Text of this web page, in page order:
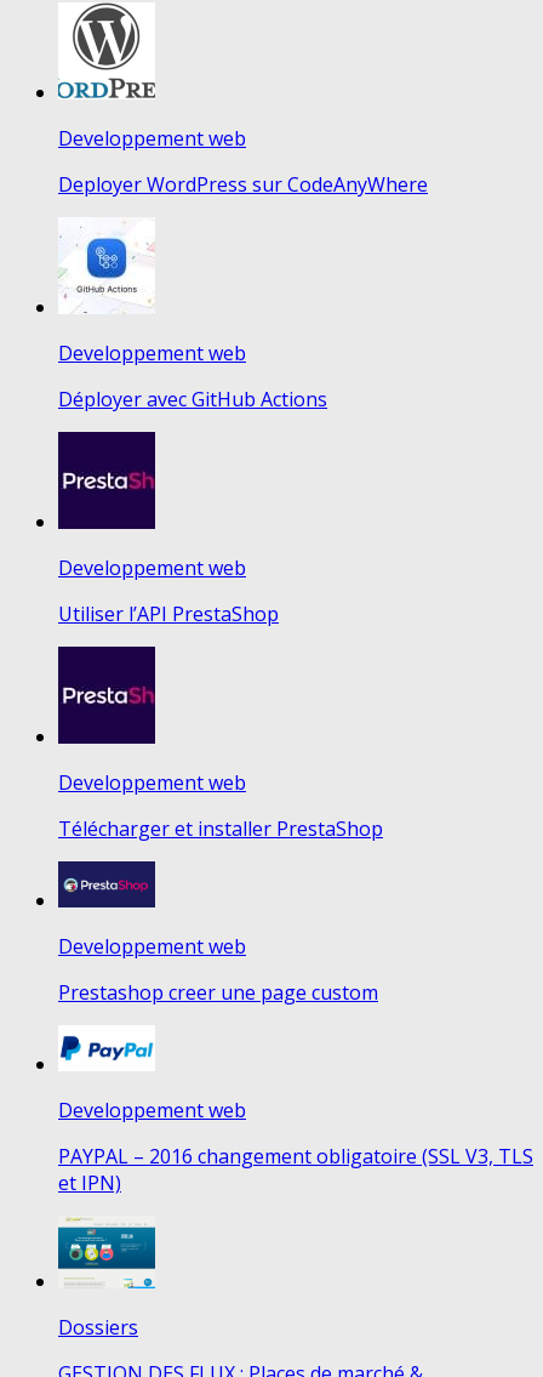
Developpement web
Deployer WordPress sur CodeAnyWhere
Developpement web
Déployer avec GitHub Actions
Developpement web
Utiliser l’API PrestaShop
Developpement web
Télécharger et installer PrestaShop
Developpement web
Prestashop creer une page custom
Developpement web
PAYPAL – 2016 changement obligatoire (SSL V3, TLS
et IPN)
Dossiers